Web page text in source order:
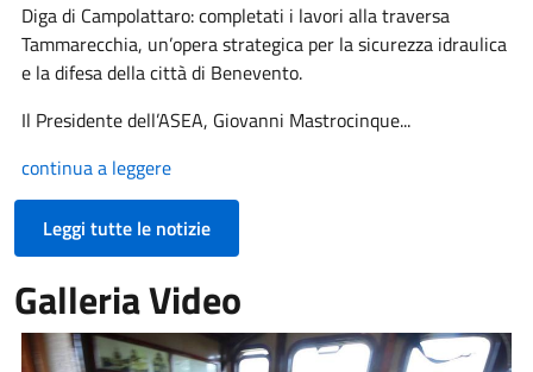
Diga di Campolattaro: completati i lavori alla traversa
Tammarecchia, un’opera strategica per la sicurezza idraulica
e la difesa della città di Benevento.
Il Presidente dell’ASEA, Giovanni Mastrocinque...
continua a leggere
Leggi tutte le notizie
Galleria Video